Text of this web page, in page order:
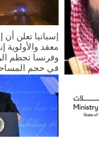
تغليب
إسبانيا تعلن أن
معقد والأولوية
وفرنسا تحطم
في حجم
2026/07/25